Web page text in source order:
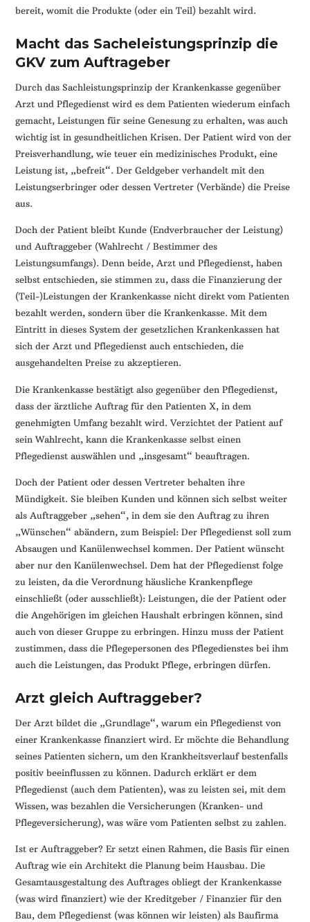
bereit, womit die Produkte (oder ein Teil) bezahlt wird.
Macht das Sacheleistungsprinzip die
GKV zum Auftrageber
Durch das Sachleistungsprinzip der Krankenkasse gegenüber
Arzt und Pflegedienst wird es dem Patienten wiederum einfach
gemacht, Leistungen für seine Genesung zu erhalten, was auch
wichtig ist in gesundheitlichen Krisen. Der Patient wird von der
Preisverhandlung, wie teuer ein medizinisches Produkt, eine
Leistung ist, „befreit“. Der Geldgeber verhandelt mit den
Leistungserbringer oder dessen Vertreter (Verbände) die Preise
aus.
Doch der Patient bleibt Kunde (Endverbraucher der Leistung)
und Auftraggeber (Wahlrecht / Bestimmer des
Leistungsumfangs). Denn beide, Arzt und Pflegedienst, haben
selbst entschieden, sie stimmen zu, dass die Finanzierung der
(Teil-)Leistungen der Krankenkasse nicht direkt vom Patienten
bezahlt werden, sondern über die Krankenkasse. Mit dem
Eintritt in dieses System der gesetzlichen Krankenkassen hat
sich der Arzt und Pflegedienst auch entschieden, die
ausgehandelten Preise zu akzeptieren.
Die Krankenkasse bestätigt also gegenüber den Pflegedienst,
dass der ärztliche Auftrag für den Patienten X, in dem
genehmigten Umfang bezahlt wird. Verzichtet der Patient auf
sein Wahlrecht, kann die Krankenkasse selbst einen
Pflegedienst auswählen und „insgesamt“ beauftragen.
Doch der Patient oder dessen Vertreter behalten ihre
Mündigkeit. Sie bleiben Kunden und können sich selbst weiter
als Auftraggeber „sehen“, in dem sie den Auftrag zu ihren
„Wünschen“ abändern, zum Beispiel: Der Pflegedienst soll zum
Absaugen und Kanülenwechsel kommen. Der Patient wünscht
aber nur den Kanülenwechsel. Dem hat der Pflegedienst folge
zu leisten, da die Verordnung häusliche Krankenpflege
einschließt (oder ausschließt): Leistungen, die der Patient oder
die Angehörigen im gleichen Haushalt erbringen können, sind
auch von dieser Gruppe zu erbringen. Hinzu muss der Patient
zustimmen, dass die Pflegepersonen des Pflegedienstes bei ihm
auch die Leistungen, das Produkt Pflege, erbringen dürfen.
Arzt gleich Auftraggeber?
Der Arzt bildet die „Grundlage“, warum ein Pflegedienst von
einer Krankenkasse finanziert wird. Er möchte die Behandlung
seines Patienten sichern, um den Krankheitsverlauf bestenfalls
positiv beeinflussen zu können. Dadurch erklärt er dem
Pflegedienst (auch dem Patienten), was zu leisten sei, mit dem
Wissen, was bezahlen die Versicherungen (Kranken- und
Pflegeversicherung), was wäre vom Patienten selbst zu zahlen.
Ist er Auftraggeber? Er setzt einen Rahmen, die Basis für einen
Auftrag wie ein Architekt die Planung beim Hausbau. Die
Gesamtausgestaltung des Auftrages obliegt der Krankenkasse
(was wird finanziert) wie der Kreditgeber / Finanzier für den
Bau, dem Pflegedienst (was können wir leisten) als Baufirma